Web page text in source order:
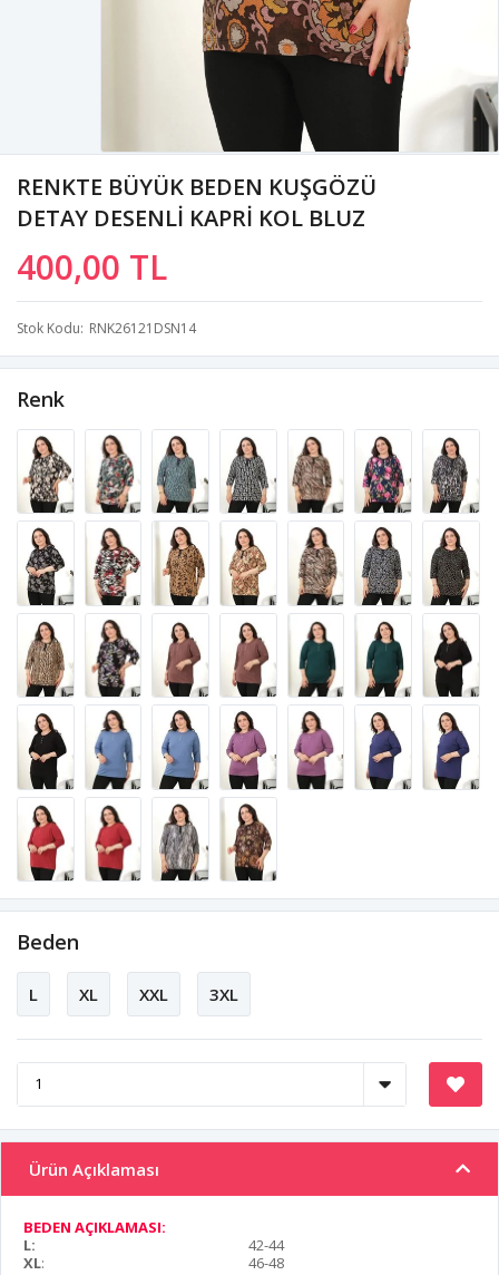
RENKTE BÜYÜK BEDEN KUŞGÖZÜ
DETAY DESENLİ KAPRİ KOL BLUZ
400,00 TL
Stok Kodu RNK26121DSN14
Renk
Beden
L XL XXL 3XL
Ürün Açıklaması
BEDEN AÇIKLAMASI:
L:
42-44
XL:
46-48